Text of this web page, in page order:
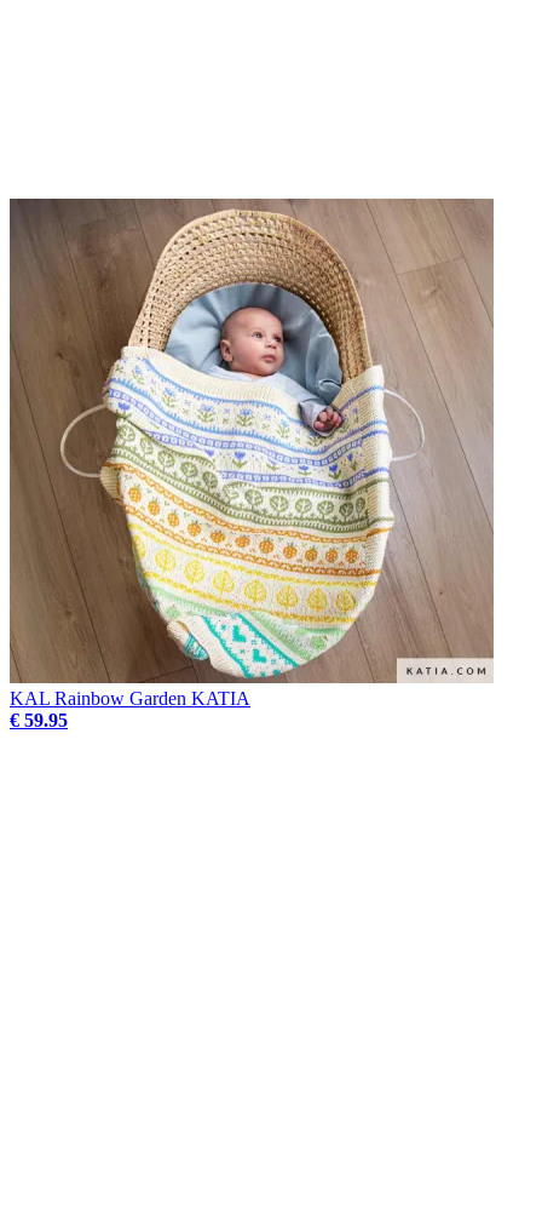
KAL Rainbow Garden KATIA
€ 59.95